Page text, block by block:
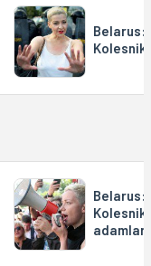
Belarus:
Belarus: